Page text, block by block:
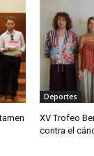
Deportes
XV Trofeo
contra el